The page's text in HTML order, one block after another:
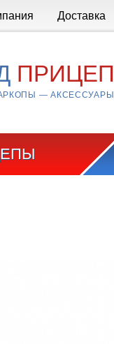
Доставка
ПРИЦЕП
— АКСЕССУАРЫ